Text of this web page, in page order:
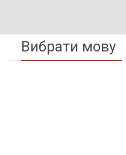
Вибрати мову